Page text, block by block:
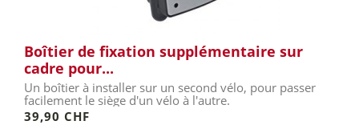
Boîtier de fixation supplémentaire sur
cadre pour...
Un boîtier à installer sur un second vélo, pour passer
facilement le siège d'un vélo à l'autre.
39,90 CHF